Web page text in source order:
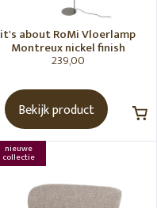
it's about RoMi Vloerlamp
Montreux nickel finish
239,00
Bekijk product
nieuwe
collectie